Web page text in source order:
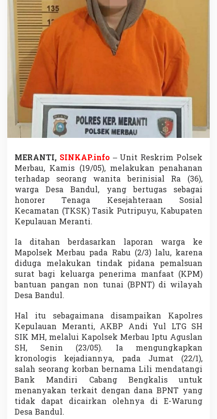
t
i
t
a
,
O
k
n
m
T
K
S
T
a
s
P
u
t
r
i
p
D
t
a
n
P
o
l
i
MERANTI, SINKAP.info – Unit Reskrim Polsek
Merbau, Kamis (19/05), melakukan penahanan
terhadap seorang wanita berinisial Ra (36),
warga Desa Bandul, yang bertugas sebagai
honorer Tenaga Kesejahteraan Sosial
Kecamatan (TKSK) Tasik Putripuyu, Kabupaten
Kepulauan Meranti.
Ia ditahan berdasarkan laporan warga ke
Mapolsek Merbau pada Rabu (2/3) lalu, karena
diduga melakukan tindak pidana pemalsuan
surat bagi keluarga penerima manfaat (KPM)
bantuan pangan non tunai (BPNT) di wilayah
Desa Bandul.
Hal itu sebagaimana disampaikan Kapolres
Kepulauan Meranti, AKBP Andi Yul LTG SH
SIK MH, melalui Kapolsek Merbau Iptu Aguslan
SH, Senin (23/05). Ia mengungkapkan
kronologis kejadiannya, pada Jumat (22/1),
salah seorang korban bernama Lili mendatangi
Bank Mandiri Cabang Bengkalis untuk
menanyakan terkait dengan dana BPNT yang
tidak dapat dicairkan olehnya di E-Warung
Desa Bandul.